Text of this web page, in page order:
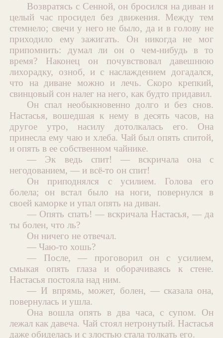
Возвратясь с Сенной, он бросился на диван и
целый час просидел без движения. Между тем
стемнело; свечи у него не было, да и в голову не
приходило ему зажигать. Он никогда не мог
припомнить: думал ли он о чем-нибудь в то
время? Наконец он почувствовал давешнюю
лихорадку, озноб, и с наслаждением догадался,
что на диване можно и лечь. Скоро крепкий,
свинцовый сон налег на него, как будто придавил.
Он спал необыкновенно долго и без снов.
Настасья, вошедшая к нему в десять часов, на
другое утро, насилу дотолкалась его. Она
принесла ему чаю и хлеба. Чай был опять спитой,
и опять в ее собственном чайнике.
— Эк ведь спит! — вскричала она с
негодованием, — и всё-то он спит!
Он приподнялся с усилием. Голова его
болела; он встал было на ноги, повернулся в
своей каморке и упал опять на диван.
— Опять спать! — вскричала Настасья, — да
ты болен, что ль?
Он ничего не отвечал.
— Чаю-то хошь?
— После, — проговорил он с усилием,
смыкая опять глаза и оборачиваясь к стене.
Настасья постояла над ним.
— И впрямь, может, болен, — сказала она,
повернулась и ушла.
Она вошла опять в два часа, с супом. Он
лежал как давеча. Чай стоял нетронутый. Настасья
даже обиделась и с злостью стала толкать его.